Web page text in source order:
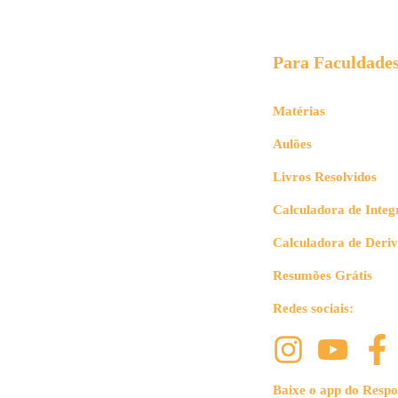
Para
Matérias
Aulões
Livros Resolvidos
Calculadora de
Calculadora de
Resumões Grátis
Redes sociais:
Baixe o app do